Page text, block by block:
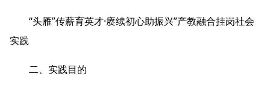
“头雁”传薪育英才·赓续初心助振兴”产教融合挂岗社会
实践
二、实践目的